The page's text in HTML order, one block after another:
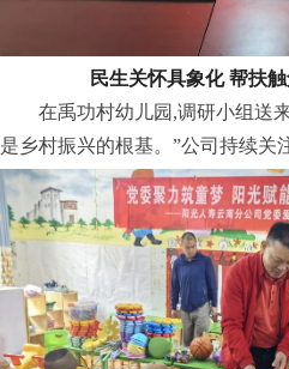
民生关怀具象化 帮扶
在禹功村幼儿园,调研小组送
是乡村振兴的根基。”公司持续关